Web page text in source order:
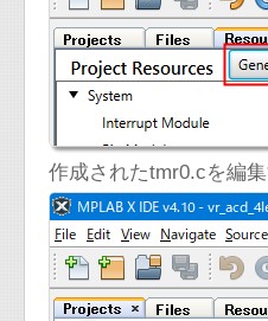
作成されたtmr0.cを編集